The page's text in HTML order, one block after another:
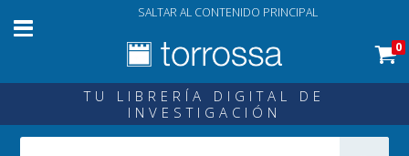
SALTAR AL CONTENIDO PRINCIPAL
0
TU LIBRERÍA DIGITAL DE
INVESTIGACIÓN